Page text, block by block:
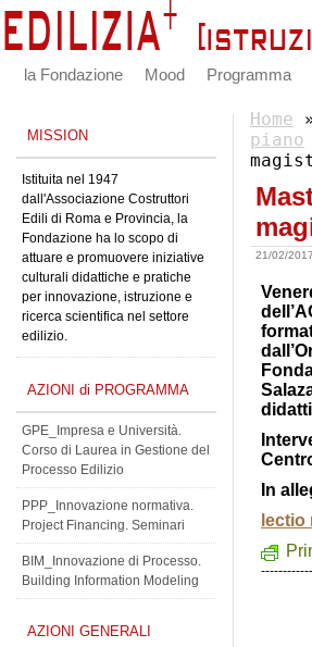
la Fondazione Mood Programma
Home
piano
21/02/2017
In
lectio
MISSION
Istituita nel 1947
dall'Associazione Costruttori
Edili di Roma e Provincia, la
Fondazione ha lo scopo di
attuare e promuovere iniziative
culturali didattiche e pratiche
per innovazione, istruzione e
ricerca scientifica nel settore
edilizio.
AZIONI di PROGRAMMA
GPE_Impresa e Università.
Corso di Laurea in Gestione del
Processo Edilizio
PPP_Innovazione normativa.
Project Financing. Seminari
BIM_Innovazione di Processo.
Building Information Modeling
AZIONI GENERALI